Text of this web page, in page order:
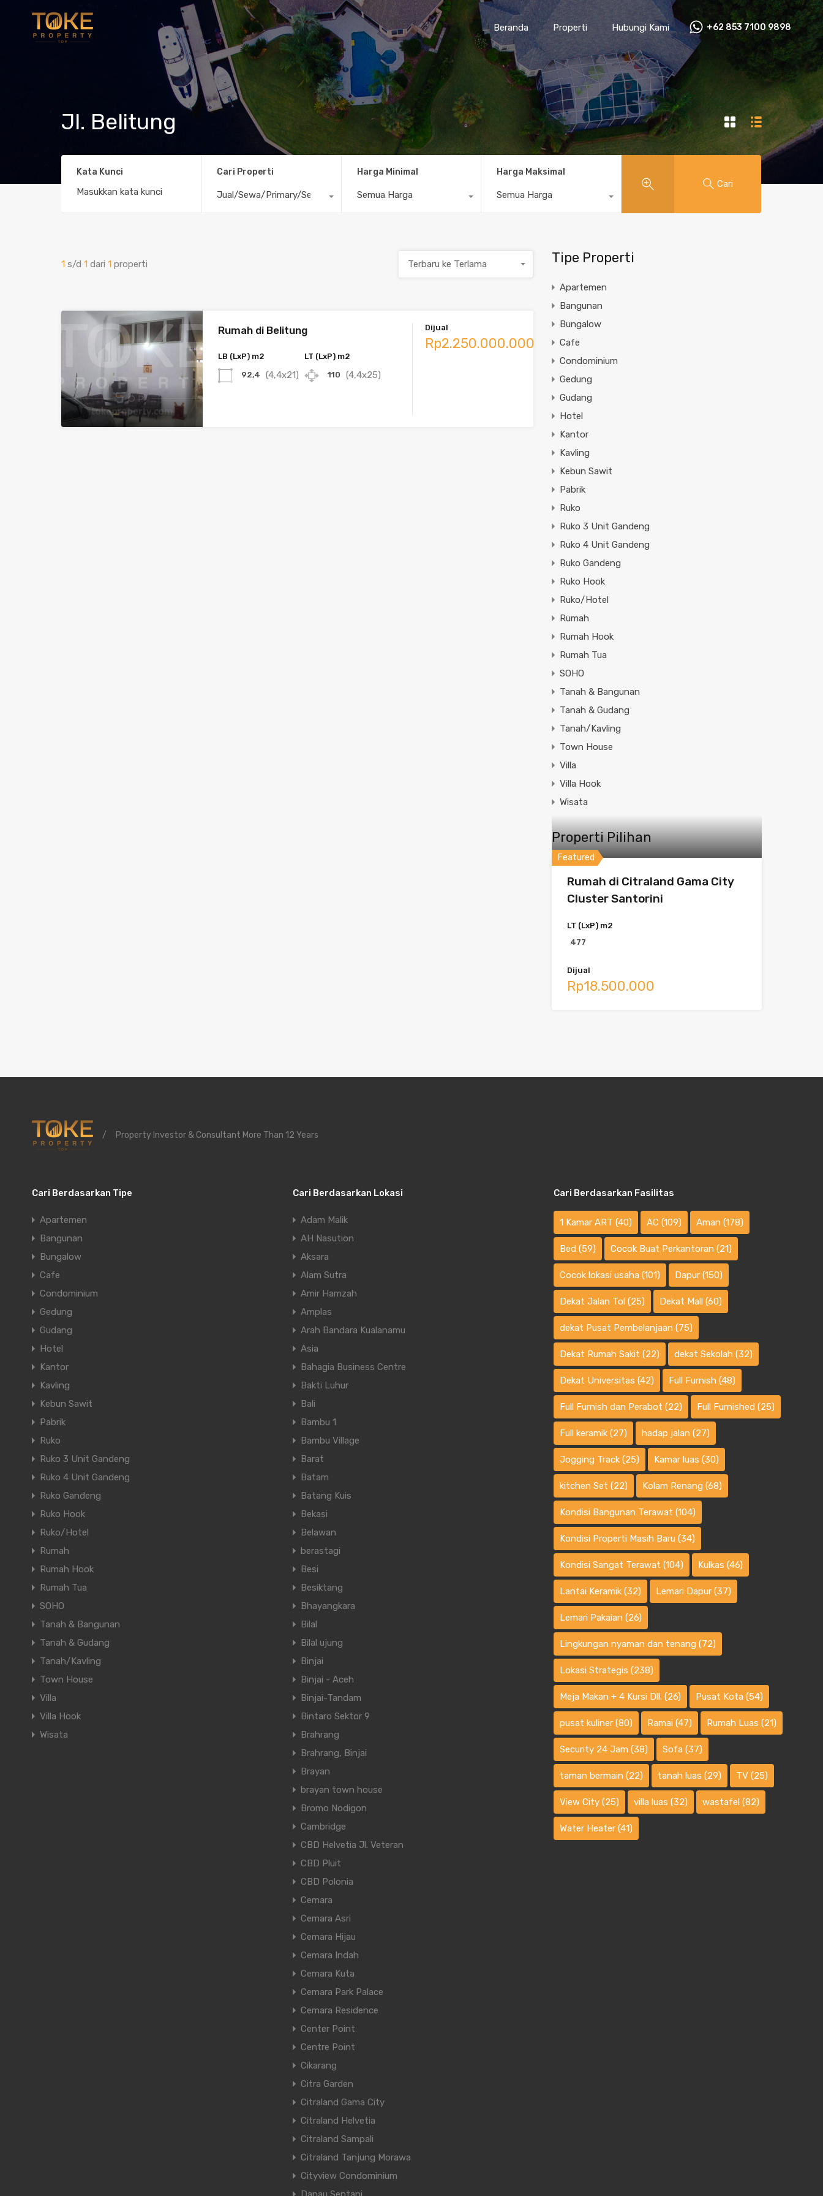
Beranda Properti Hubungi Kami +62 853 7100 9898‬
Jl. Belitung
Kata Kunci Cari Properti
Jual/Sewa/Primary/Secondary
Harga Minimal
Semua Harga
Harga Maksimal
Semua Harga
Cari
1 s/d 1 dari 1 properti Terbaru ke Terlama
Rumah di Belitung
LB (LxP) m2
92,4 (4,4x21)
LT (LxP) m2
110 (4,4x25)
Dijual
Rp2.250.000.000
Tipe Properti
Apartemen
Bangunan
Bungalow
Cafe
Condominium
Gedung
Gudang
Hotel
Kantor
Kavling
Kebun Sawit
Pabrik
Ruko
Ruko 3 Unit Gandeng
Ruko 4 Unit Gandeng
Ruko Gandeng
Ruko Hook
Ruko/Hotel
Rumah
Rumah Hook
Rumah Tua
SOHO
Tanah & Bangunan
Tanah & Gudang
Tanah/Kavling
Town House
Villa
Villa Hook
Wisata
Properti Pilihan
Featured
Rumah di Citraland Gama City
Cluster Santorini
LT (LxP) m2
477
Dijual
Rp18.500.000
/ Property Investor & Consultant More Than 12 Years
Cari Berdasarkan Tipe
Apartemen
Bangunan
Bungalow
Cafe
Condominium
Gedung
Gudang
Hotel
Kantor
Kavling
Kebun Sawit
Pabrik
Ruko
Ruko 3 Unit Gandeng
Ruko 4 Unit Gandeng
Ruko Gandeng
Ruko Hook
Ruko/Hotel
Rumah
Rumah Hook
Rumah Tua
SOHO
Tanah & Bangunan
Tanah & Gudang
Tanah/Kavling
Town House
Villa
Villa Hook
Wisata
Cari Berdasarkan Lokasi
Adam Malik
AH Nasution
Aksara
Alam Sutra
Amir Hamzah
Amplas
Arah Bandara Kualanamu
Asia
Bahagia Business Centre
Bakti Luhur
Bali
Bambu 1
Bambu Village
Barat
Batam
Batang Kuis
Bekasi
Belawan
berastagi
Besi
Besiktang
Bhayangkara
Bilal
Bilal ujung
Binjai
Binjai - Aceh
Binjai-Tandam
Bintaro Sektor 9
Brahrang
Brahrang, Binjai
Brayan
brayan town house
Bromo Nodigon
Cambridge
CBD Helvetia Jl. Veteran
CBD Pluit
CBD Polonia
Cemara
Cemara Asri
Cemara Hijau
Cemara Indah
Cemara Kuta
Cemara Park Palace
Cemara Residence
Center Point
Centre Point
Cikarang
Citra Garden
Citraland Gama City
Citraland Helvetia
Citraland Sampali
Citraland Tanjung Morawa
Cityview Condominium
Cari Berdasarkan Fasilitas
1 Kamar ART (40) AC (109) Aman (178)
Bed (59) Cocok Buat Perkantoran (21)
Cocok lokasi usaha (101) Dapur (150)
Dekat Jalan Tol (25) Dekat Mall (60)
dekat Pusat Pembelanjaan (75)
Dekat Rumah Sakit (22) dekat Sekolah (32)
Dekat Universitas (42) Full Furnish (48)
Full Furnish dan Perabot (22) Full Furnished (25)
Full keramik (27) hadap jalan (27)
Jogging Track (25) Kamar luas (30)
kitchen Set (22) Kolam Renang (68)
Kondisi Bangunan Terawat (104)
Kondisi Properti Masih Baru (34)
Kondisi Sangat Terawat (104) Kulkas (46)
Lantai Keramik (32) Lemari Dapur (37)
Lemari Pakaian (26)
Lingkungan nyaman dan tenang (72)
Lokasi Strategis (238)
Meja Makan + 4 Kursi Dll. (26) Pusat Kota (54)
pusat kuliner (80) Ramai (47) Rumah Luas (21)
Security 24 Jam (38) Sofa (37)
taman bermain (22) tanah luas (29) TV (25)
View City (25) villa luas (32) wastafel (82)
Water Heater (41)